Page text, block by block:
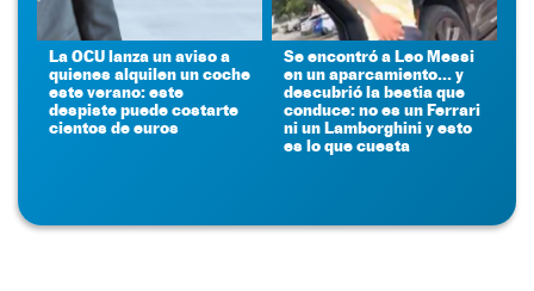
La OCU lanza un aviso a
quienes alquilen un coche
este verano: este
despiste puede costarte
cientos de euros
Se encontró a Leo Messi
en un aparcamiento... y
descubrió la bestia que
conduce: no es un Ferrari
ni un Lamborghini y esto
es lo que cuesta